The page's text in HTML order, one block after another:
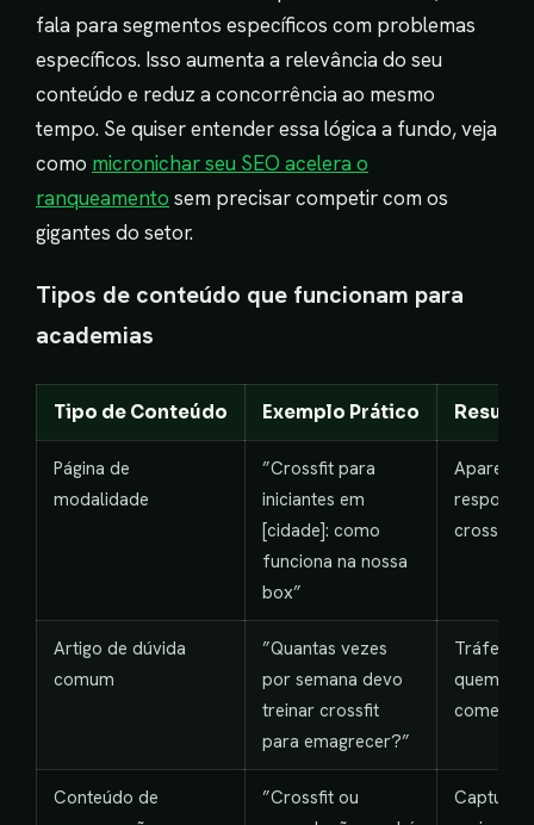
fala para segmentos específicos com problemas
específicos. Isso aumenta a relevância do seu
conteúdo e reduz a concorrência ao mesmo
tempo. Se quiser entender essa lógica a fundo, veja
como micronichar seu SEO acelera o
ranqueamento sem precisar competir com os
gigantes do setor.
Tipos de conteúdo que funcionam para
academias
Tipo de Conteúdo Exemplo Prático
Página de
modalidade
”Crossfit para
iniciantes em
[cidade]: como
funciona na nossa
box”
Aparecer
crossfit
Artigo de dúvida
comum
”Quantas vezes
por semana devo
treinar crossfit
para emagrecer?”
Tráfego
quem
começar
Conteúdo de
”Crossfit ou
Capturar